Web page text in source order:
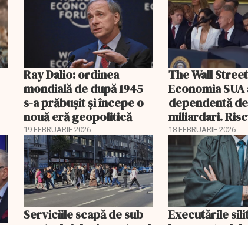
Ray Dalio: ordinea
mondială de după 1945
s-a prăbușit și începe o
nouă eră geopolitică
19 FEBRUARIE 2026
The Wall
Economia
dependentă de
miliardari.
pentru burse
18 FEBRUARIE 2026
Serviciile scapă de sub
Executările